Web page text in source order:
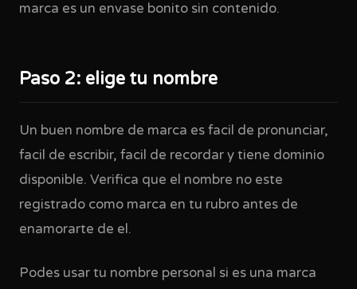
marca es un envase bonito sin contenido.
Paso 2: elige tu nombre
Un buen nombre de marca es facil de pronunciar,
facil de escribir, facil de recordar y tiene dominio
disponible. Verifica que el nombre no este
registrado como marca en tu rubro antes de
enamorarte de el.
Podes usar tu nombre personal si es una marca